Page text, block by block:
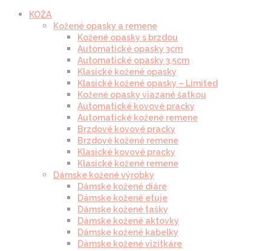
KOŽA
Kožené opasky a remene
Kožené opasky s brzdou
Automatické opasky 3cm
Automatické opasky 3.5cm
Klasické kožené opasky
Klasické kožené opasky – Limited
Kožené opasky viazané šatkou
Automatické kovové pracky
Automatické kožené remene
Brzdové kovové pracky
Brzdové kožené remene
Klasické kovové pracky
Klasické kožené remene
Dámske kožené výrobky
Dámske kožené diáre
Dámske kožené etuje
Dámske kožené tašky
Dámske kožené aktovky
Dámske kožené kabelky
Dámske kožené vizitkáre